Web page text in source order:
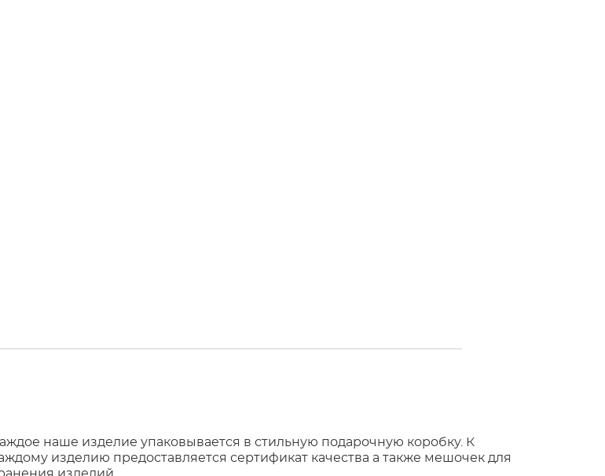
наше изделие упаковывается в стильную подарочную коробку. К
изделию предоставляется сертификат качества а также мешочек для